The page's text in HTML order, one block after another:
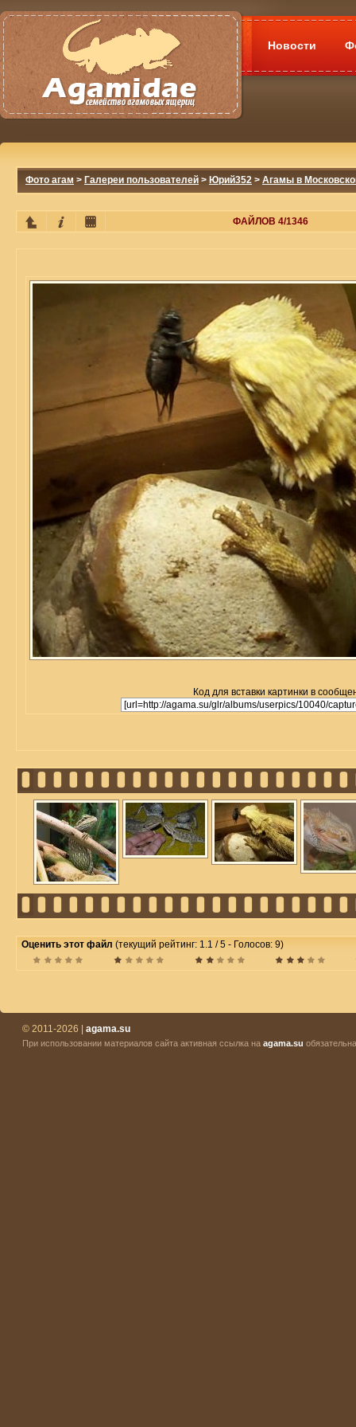
Новости
Фото агам > Галереи пользователей > Юрий352 > Агамы в
ФАЙЛОВ 4/1346
Код для вставки картинки в
Оценить этот файл (текущий рейтинг: 1.1 / 5 - Голосов: 9)
© 2011-2026 | agama.su
При использовании материалов сайта активная ссылка на agama.su